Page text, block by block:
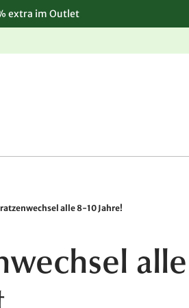
extra im Outlet
alle 8-10 Jahre!
alle